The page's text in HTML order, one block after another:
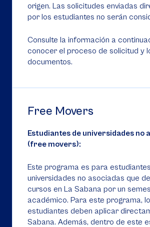
origen. Las solicitudes enviadas
por los estudiantes no serán
Consulte la información a
conocer el proceso de solicitud y
documentos.
Free Movers
Estudiantes de universidades no
(free movers):
Este programa es para
universidades no asociadas que
cursos en La Sabana por un
académico. Para este programa,
estudiantes deben aplicar
Sabana. Además, dentro de este